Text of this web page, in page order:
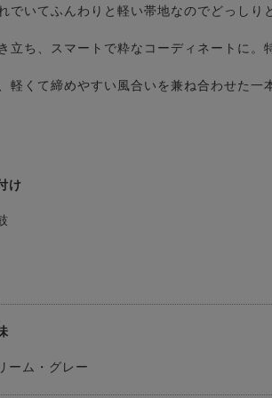
いてふんわりと軽い帯地なのでどっしり
立ち、スマートで粋なコーディネートに。
軽くて締めやすい風合いを兼ね合わせた一
け
ーム・グレー